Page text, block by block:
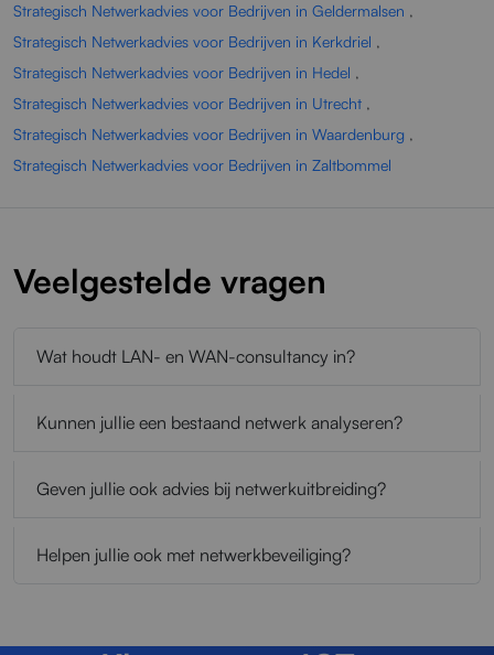
Strategisch Netwerkadvies voor Bedrijven in Geldermalsen ,
Strategisch Netwerkadvies voor Bedrijven in Kerkdriel ,
Strategisch Netwerkadvies voor Bedrijven in Hedel ,
Strategisch Netwerkadvies voor Bedrijven in Utrecht ,
Strategisch Netwerkadvies voor Bedrijven in Waardenburg ,
Strategisch Netwerkadvies voor Bedrijven in Zaltbommel
Veelgestelde vragen
Wat houdt LAN- en WAN-consultancy in?
Kunnen jullie een bestaand netwerk analyseren?
Geven jullie ook advies bij netwerkuitbreiding?
Helpen jullie ook met netwerkbeveiliging?